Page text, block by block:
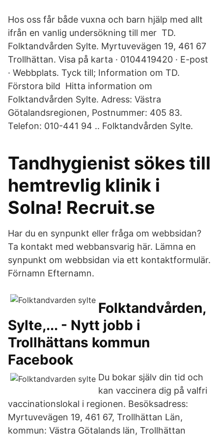
Hos oss får både vuxna och barn hjälp med allt
ifrån en vanlig undersökning till mer TD.
Folktandvården Sylte. Myrtuvevägen 19, 461 67
Trollhättan. Visa på karta · 0104419420 · E-post
· Webbplats. Tyck till; Information om TD.
Förstora bild Hitta information om
Folktandvården Sylte. Adress: Västra
Götalandsregionen, Postnummer: 405 83.
Telefon: 010-441 94 .. Folktandvården Sylte.
Tandhygienist sökes till
hemtrevlig klinik i
Solna! Recruit.se
Har du en synpunkt eller fråga om webbsidan?
Ta kontakt med webbansvarig här. Lämna en
synpunkt om webbsidan via ett kontaktformulär.
Förnamn Efternamn.
Folktandvården,
Sylte,... - Nytt jobb i
Trollhättans kommun
Facebook
Du bokar själv din tid och
kan vaccinera dig på valfri
vaccinationslokal i regionen. Besöksadress:
Myrtuvevägen 19, 461 67, Trollhättan Län,
kommun: Västra Götalands län, Trollhättan